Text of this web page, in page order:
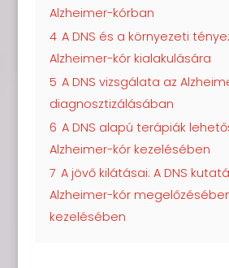
Alzheimer-kórban
4 A DNS és a környezeti
Alzheimer-kór kialakulására
5 A DNS vizsgálata az
diagnosztizálásában
6 A DNS alapú terápiák
Alzheimer-kór kezelésében
7 A jövő kilátásai: A DNS
Alzheimer-kór
kezelésében